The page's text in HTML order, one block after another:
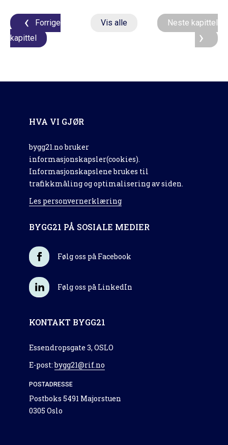
Forrige
kapittel
Vis alle Neste kapittel
HVA VI GJØR
bygg21.no bruker
informasjonskapsler(cookies).
Informasjonskapslene brukes til
trafikkmåling og optimalisering av siden.
Les personvernerklæring
BYGG21 PÅ SOSIALE MEDIER
Følg oss på Facebook
Følg oss på LinkedIn
KONTAKT BYGG21
Essendropsgate 3, OSLO
E-post:bygg21@rif.no
POSTADRESSE
Postboks 5491 Majorstuen
0305 Oslo